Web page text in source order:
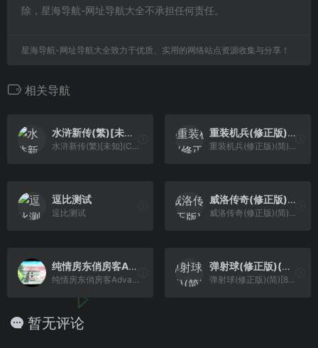
除，星海导航-网址导航大全不承担任何责任。
星海导航-网址导航大全致力于优质、实用的网络站点资源收集与分享！
相关导航
水浒新传(繁)[未知](CN)[SLG](4Mb)
水浒新传(繁)[未知](CN)[SLG](4Mb)
重装机兵(修正版)(简)[先锋卡通+leesoft](JP)[RPG](6Mb)
重装机兵(修正版)(简)[先锋卡通+leesoft](JP)[RPG](6Mb)
逗比测试
逗比测试
威洛传奇(修正版)(简)[金巴比伦+Vanyogin](JP)[RPG](6Mb)
威洛传奇(修正版)(简)[金巴比伦+Vanyogin](JP)[RPG](6Mb)
纯情房东俏房客Advance – 祝福之钟声[CGP&PGCG](简)(JP)(70.01Mb)
纯情房东俏房客Advance - 祝福之钟声[CGP&PGCG](简)(JP)(70.01Mb)
弹射球(修正版)(简)[8GUA+MS](JP)[PUZ](0.31Mb)
弹射球(修正版)(简)[8GUA+MS](JP)[PUZ](0.31Mb)
暂无评论